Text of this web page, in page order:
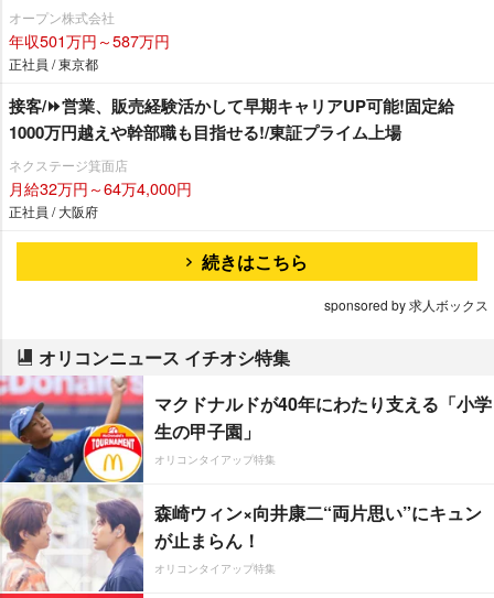
オープン株式会社
年収501万円～587万円
正社員 / 東京都
接客/⏩️営業、販売経験活かして早期キャリアUP可能!固定給
1000万円越えや幹部職も目指せる!/東証プライム上場
ネクステージ箕面店
月給32万円～64万4,000円
正社員 / 大阪府
続きはこちら
sponsored by 求人ボックス
オリコンニュース イチオシ特集
マクドナルドが40年にわたり支える「小学
生の甲子園」
オリコンタイアップ特集
森崎ウィン×向井康二“両片思い”にキュン
が止まらん！
オリコンタイアップ特集